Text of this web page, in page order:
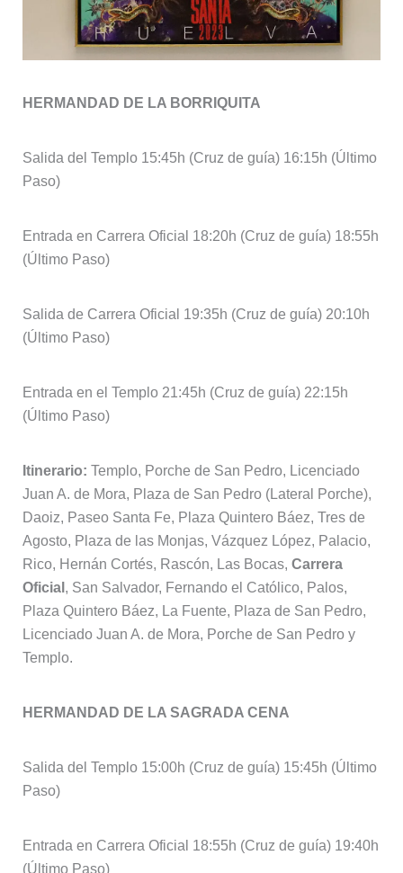
HERMANDAD DE LA BORRIQUITA
Salida del Templo 15:45h (Cruz de guía) 16:15h (Último
Paso)
Entrada en Carrera Oficial 18:20h (Cruz de guía) 18:55h
(Último Paso)
Salida de Carrera Oficial 19:35h (Cruz de guía) 20:10h
(Último Paso)
Entrada en el Templo 21:45h (Cruz de guía) 22:15h
(Último Paso)
Itinerario: Templo, Porche de San Pedro, Licenciado
Juan A. de Mora, Plaza de San Pedro (Lateral Porche),
Daoiz, Paseo Santa Fe, Plaza Quintero Báez, Tres de
Agosto, Plaza de las Monjas, Vázquez López, Palacio,
Rico, Hernán Cortés, Rascón, Las Bocas, Carrera
Oficial , San Salvador, Fernando el Católico, Palos,
Plaza Quintero Báez, La Fuente, Plaza de San Pedro,
Licenciado Juan A. de Mora, Porche de San Pedro y
Templo.
HERMANDAD DE LA SAGRADA CENA
Salida del Templo 15:00h (Cruz de guía) 15:45h (Último
Paso)
Entrada en Carrera Oficial 18:55h (Cruz de guía) 19:40h
(Último Paso)